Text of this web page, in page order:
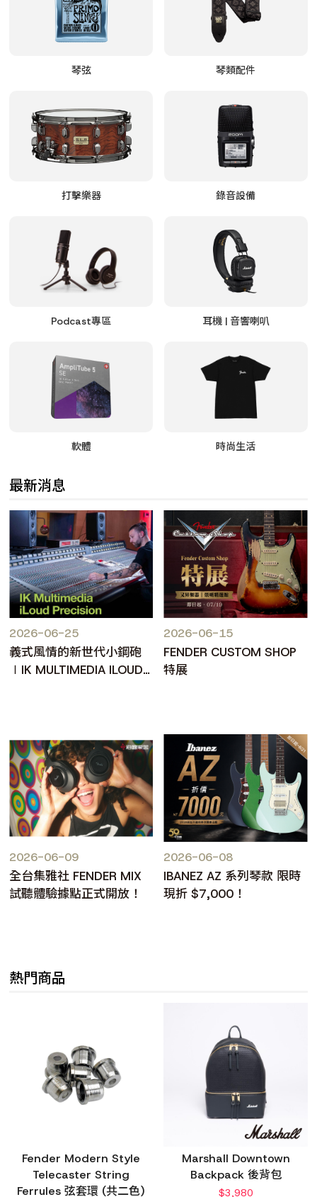
琴弦 琴類配件
打擊樂器 錄音設備
Podcast專區 耳機 | 音響喇叭
軟體 時尚生活
最新消息
2026-06-25
義式風情的新世代小鋼砲
∣IK MULTIMEDIA ILOUD
2026-06-15
FENDER CUSTOM SHOP
特展
2026-06-09
全台集雅社 FENDER MIX
試聽體驗據點正式開放！
2026-06-08
IBANEZ AZ 系列琴款 限時
現折 $7,000！
熱門商品
Fender Modern Style
Telecaster String
Ferrules 弦套環 (共二色)
Marshall Downtown
Backpack 後背包
$3,980